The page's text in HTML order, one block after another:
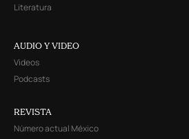
Literatura
AUDIO Y VIDEO
Videos
Podcasts
REVISTA
Número actual México